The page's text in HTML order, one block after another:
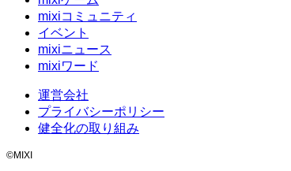
mixiコミュニティ
イベント
mixiニュース
mixiワード
運営会社
プライバシーポリシー
健全化の取り組み
©MIXI